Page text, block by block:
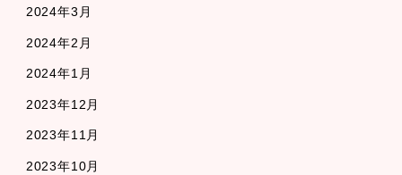
2024年3月
2024年2月
2024年1月
2023年12月
2023年11月
2023年10月